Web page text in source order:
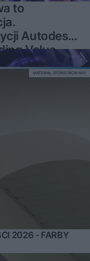
to
Autodesk
Value
2026 - FARBY
MATERIAŁ SPONSOROWANY